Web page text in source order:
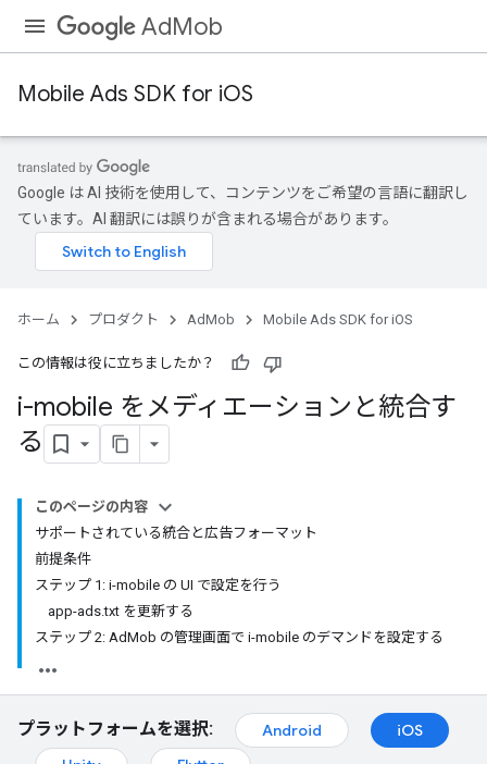
AdMob
Mobile Ads SDK for iOS
Google は AI 技術を使用して、コンテンツをご希望の言語に翻訳し
ています。AI 翻訳には誤りが含まれる場合があります。
ホーム プロダクト AdMob Mobile Ads SDK for iOS
この情報は役に立ちましたか？
i-mobile をメディエーションと統合す
る
このページの内容
サポートされている統合と広告フォーマット
前提条件
ステップ 1: i-mobile の UI で設定を行う
app-ads.txt を更新する
ステップ 2: AdMob の管理画面で i-mobile のデマンドを設定する
プラットフォームを選択: Android
iOS